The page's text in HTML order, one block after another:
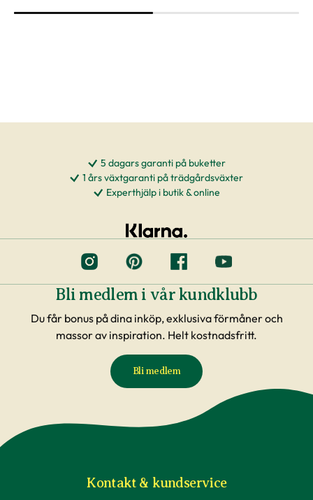
5 dagars garanti på buketter
1 års växtgaranti på trädgårdsväxter
Experthjälp i butik & online
Bli medlem i vår kundklubb
Du får bonus på dina inköp, exklusiva förmåner och
massor av inspiration. Helt kostnadsfritt.
Bli medlem
Kontakt & kundservice